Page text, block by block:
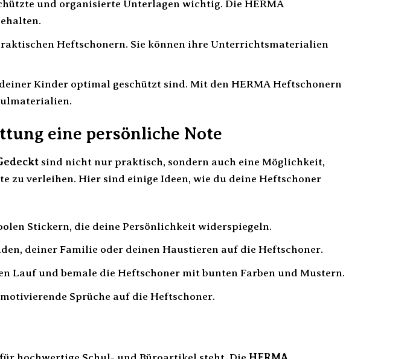
und organisierte Unterlagen wichtig. Die HERMA
Heftschonern. Sie können ihre Unterrichtsmaterialien
Kinder optimal geschützt sind. Mit den HERMA Heftschonern
eine persönliche Note
sind nicht nur praktisch, sondern auch eine Möglichkeit,
zu verleihen. Hier sind einige Ideen, wie du deine Heftschoner
Stickern, die deine Persönlichkeit widerspiegeln.
deiner Familie oder deinen Haustieren auf die Heftschoner.
Lauf und bemale die Heftschoner mit bunten Farben und Mustern.
Sprüche auf die Heftschoner.